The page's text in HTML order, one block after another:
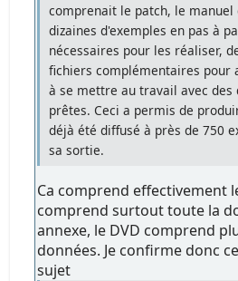
comprenait le patch, le manuel
dizaines d'exemples en pas à
nécessaires pour les réaliser,
fichiers complémentaires pour
à se mettre au travail avec des
prêtes. Ceci a permis de
déjà été diffusé à près de 750
sa sortie.
Ca comprend effectivement
comprend surtout toute la
annexe, le DVD comprend
données. Je confirme donc
sujet